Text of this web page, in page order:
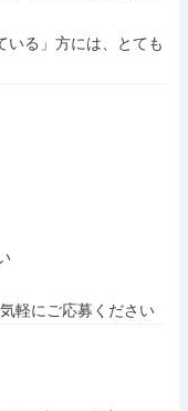
いる」方には、とても
軽にご応募ください